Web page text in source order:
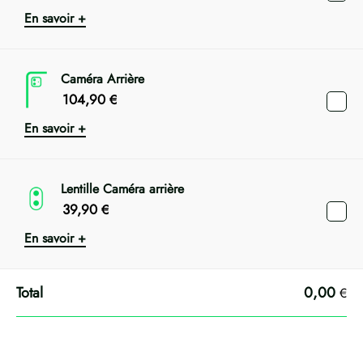
En savoir +
Caméra Arrière
104,90 €
En savoir +
Lentille Caméra arrière
39,90 €
En savoir +
0,00 €